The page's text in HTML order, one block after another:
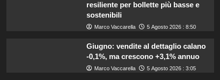
resiliente per bollette più basse e
sostenibili
Marco Vaccarella 5 Agosto 2026 : 8:50
Giugno: vendite al dettaglio calano
-0,1%, ma crescono +3,1% annuo
Marco Vaccarella 5 Agosto 2026 : 3:05